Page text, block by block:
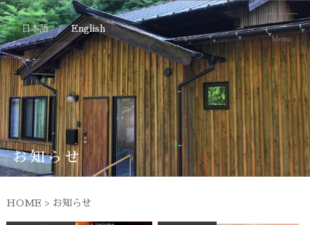
日本語 /English
お知らせ
HOME > お知らせ